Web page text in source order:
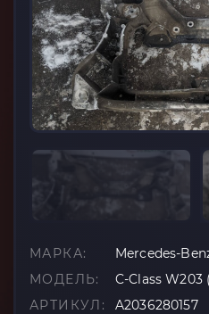
МАРКА:
Mercedes-
МОДЕЛЬ:
C-Class W203
АРТИКУЛ:
A2036280157